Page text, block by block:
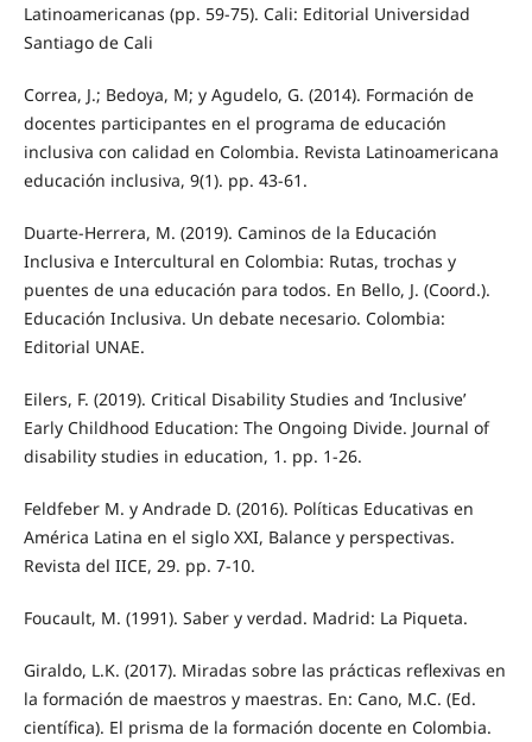
Latinoamericanas (pp. 59-75). Cali: Editorial Universidad
Santiago de Cali
Correa, J.; Bedoya, M; y Agudelo, G. (2014). Formación de
docentes participantes en el programa de educación
inclusiva con calidad en Colombia. Revista Latinoamericana
educación inclusiva, 9(1). pp. 43-61.
Duarte-Herrera, M. (2019). Caminos de la Educación
Inclusiva e Intercultural en Colombia: Rutas, trochas y
puentes de una educación para todos. En Bello, J. (Coord.).
Educación Inclusiva. Un debate necesario. Colombia:
Editorial UNAE.
Eilers, F. (2019). Critical Disability Studies and ‘Inclusive’
Early Childhood Education: The Ongoing Divide. Journal of
disability studies in education, 1. pp. 1-26.
Feldfeber M. y Andrade D. (2016). Políticas Educativas en
América Latina en el siglo XXI, Balance y perspectivas.
Revista del IICE, 29. pp. 7-10.
Foucault, M. (1991). Saber y verdad. Madrid: La Piqueta.
Giraldo, L.K. (2017). Miradas sobre las prácticas reflexivas en
la formación de maestros y maestras. En: Cano, M.C. (Ed.
científica). El prisma de la formación docente en Colombia.